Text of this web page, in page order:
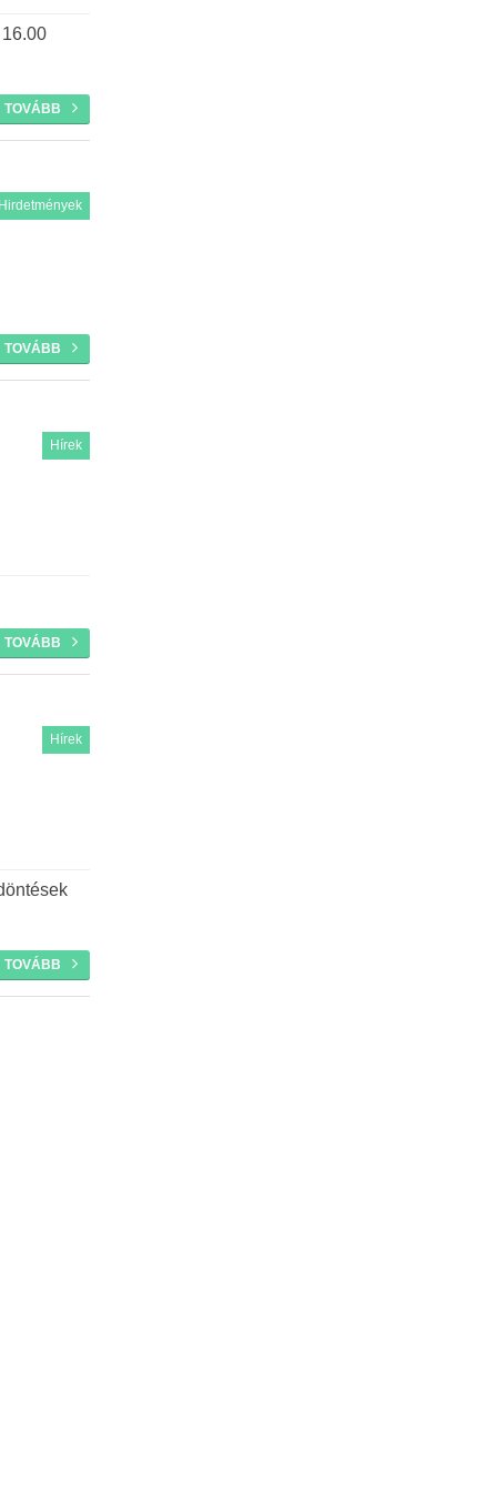
TOVÁBB
Hirdetmények
TOVÁBB
Hírek
TOVÁBB
Hírek
TOVÁBB